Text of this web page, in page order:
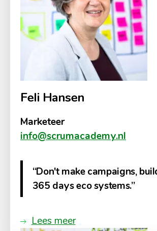
Feli Hansen
Marketeer
info@scrumacademy.nl
“Don't make campaigns,
365 days eco systems.”
Lees meer